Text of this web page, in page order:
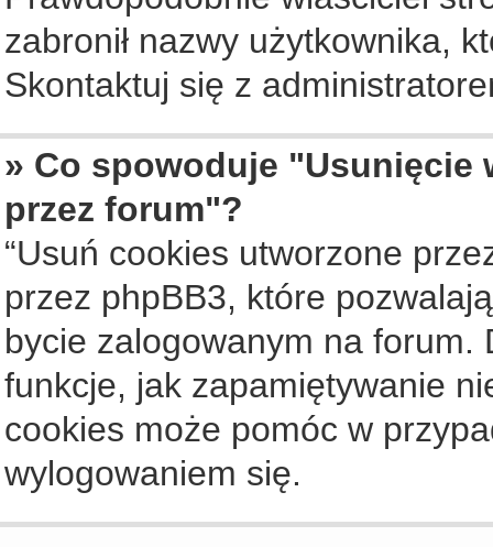
zabronił nazwy użytkownika,
Skontaktuj się z
» Co spowoduje
przez forum"?
“Usuń cookies utworzone
przez phpBB3, które
bycie zalogowanym na forum.
funkcje, jak zapamiętywanie
cookies może pomóc w
wylogowaniem się.